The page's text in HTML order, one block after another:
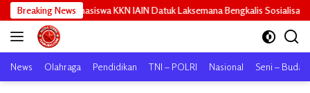
Langsung
ke
konten
Breaking News
KKN IAIN Datuk Laksemana Bengkalis Sosialisasikan Pembuatan
News Olahraga Pendidikan TNI – POLRI Nasional Seni –